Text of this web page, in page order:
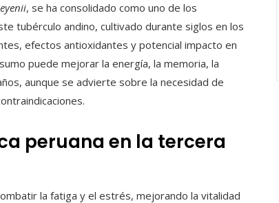
, se ha consolidado como uno de los
tubérculo andino, cultivado durante siglos en los
efectos antioxidantes y potencial impacto en
puede mejorar la energía, la memoria, la
aunque se advierte sobre la necesidad de
peruana en la tercera
la fatiga y el estrés, mejorando la vitalidad